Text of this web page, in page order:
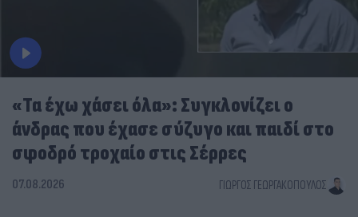
«Τα έχω χάσει όλα»: Συγκλονίζει ο
άνδρας που έχασε σύζυγο και παιδί στο
σφοδρό τροχαίο στις Σέρρες
07.08.2026 ΓΙΏΡΓΟΣ ΓΕΩΡΓΑΚΌΠΟΥΛΟΣ